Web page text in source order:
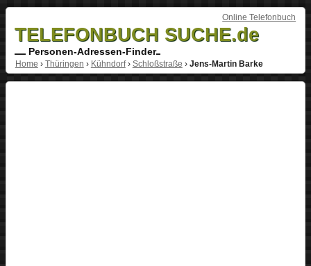
Online Telefonbuch
TELEFONBUCH SUCHE.de
Personen-Adressen-Finder
Home › Thüringen › Kühndorf› Schloßstraße › Jens-Martin Barke